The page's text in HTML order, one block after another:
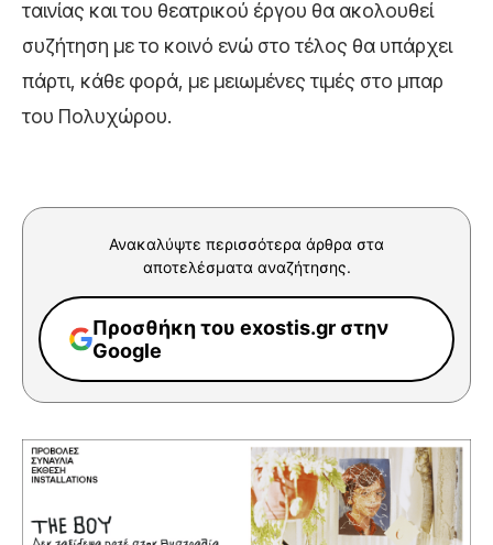
ταινίας και του θεατρικού έργου θα ακολουθεί
συζήτηση με το κοινό ενώ στο τέλος θα υπάρχει
πάρτι, κάθε φορά, με μειωμένες τιμές στο μπαρ
του Πολυχώρου.
Ανακαλύψτε περισσότερα άρθρα στα
αποτελέσματα αναζήτησης.
Προσθήκη του exostis.gr στην
Google